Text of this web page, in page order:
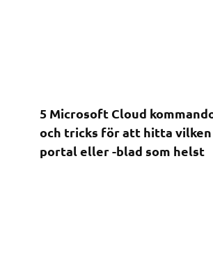
5 Microsoft Cloud
och tricks för att hitta vilken
portal eller -blad som helst